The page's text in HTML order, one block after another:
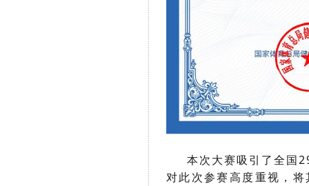
本次大赛吸引了全国
对此次参赛高度重视，